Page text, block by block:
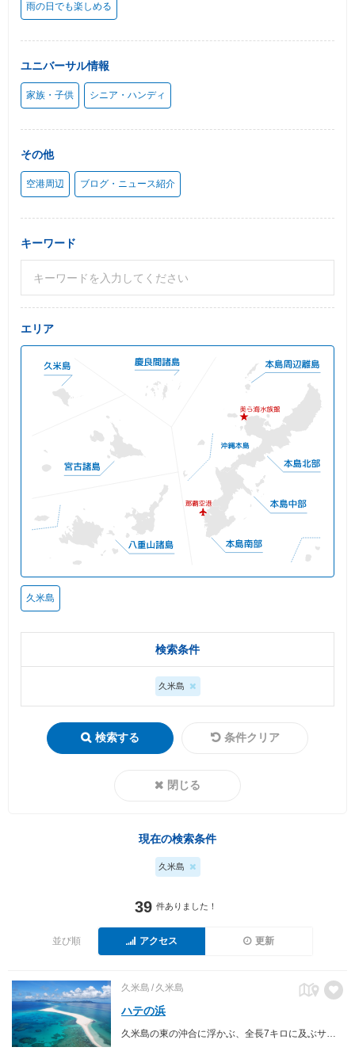
雨の日でも楽しめる
ユニバーサル情報
家族・子供 シニア・ハンディ
その他
空港周辺 ブログ・ニュース紹介
キーワード
エリア
久米島
検索条件
久米島
検索する 条件クリア
閉じる
現在の検索条件
久米島
39 件ありました！
並び順 アクセス 更新
久米島 久米島
ハテの浜
久米島の東の沖合に浮かぶ、全長7キロに及ぶサンゴ砂だけの島